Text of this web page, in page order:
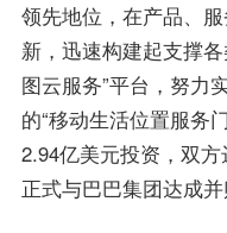
领先地位，在产品、
新，迅速构建起支撑
图云服务”平台，努力
的“移动生活位置服务
2.94亿美元投资，双方
正式与巴巴集团达成并